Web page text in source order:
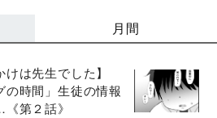
月間
けは先生でした】
の時間」生徒の情報
第２話》